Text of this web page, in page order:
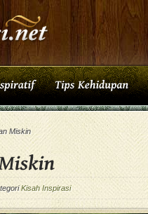
Miskin
Kisah Inspirasi